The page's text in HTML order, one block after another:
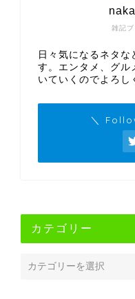
雑記ブ
日々気になるネタな
す。エンタメ、グル
いていくのでよろし
＼
カテゴリー